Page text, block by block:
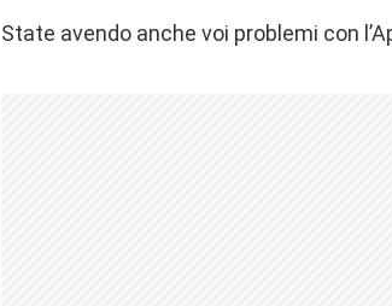
State avendo anche voi problemi con